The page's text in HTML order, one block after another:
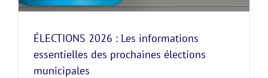
ÉLECTIONS 2026 : Les informations
essentielles des prochaines élections
municipales